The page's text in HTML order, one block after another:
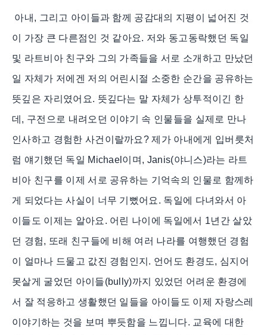
아내, 그리고 아이들과 함께 공감대의 지평이 넓어진 것
이 가장 큰 다른점인 것 같아요. 저와 동고동락했던 독일
및 라트비아 친구와 그의 가족들을 서로 소개하고 만났던
일 자체가 저에겐 저의 어린시절 소중한 순간을 공유하는
뜻깊은 자리였어요. 뜻깊다는 말 자체가 상투적이긴 한
데, 구전으로 내려오던 이야기 속 인물들을 실제로 만나
인사하고 경험한 사건이랄까요? 제가 아내에게 입버릇처
럼 얘기했던 독일 Michael이며, Janis(야니스)라는 라트
비아 친구를 이제 서로 공유하는 기억속의 인물로 함께하
게 되었다는 사실이 너무 기뻤어요. 독일에 다녀와서 아
이들도 이제는 알아요. 어린 나이에 독일에서 1년간 살았
던 경험, 또래 친구들에 비해 여러 나라를 여행했던 경험
이 얼마나 드물고 값진 경험인지. 언어도 환경도, 심지어
못살게 굴었던 아이들(bully)까지 있었던 어려운 환경에
서 잘 적응하고 생활했던 일들을 아이들도 이제 자랑스레
이야기하는 것을 보며 뿌듯함을 느낍니다. 교육에 대한